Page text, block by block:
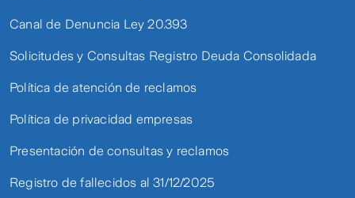
Canal de Denuncia Ley 20.393
Solicitudes y Consultas Registro Deuda Consolidada
Política de atención de reclamos
Política de privacidad empresas
Presentación de consultas y reclamos
Registro de fallecidos al 31/12/2025